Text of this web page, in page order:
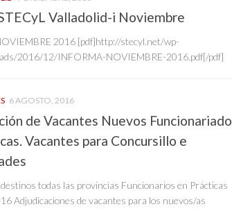
Valladolid-i Noviembre
2016 [pdf]http://stecyl.net/wp-
2016/12/INFORMA-NOVIEMBRE-2016.pdf[/pdf]
6 AGOSTO, 2016
de Vacantes Nuevos Funcionariado
Vacantes para Concursillo e
todas las provincias Funcionarios en Prácticas
Adjudicaciones de vacantes para los nuevos/as